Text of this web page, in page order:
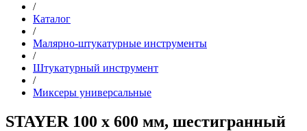
/
Каталог
/
Малярно-штукатурные инструменты
/
Штукатурный инструмент
/
Миксеры универсальные
STAYER 100 х 600 мм, шестигранный